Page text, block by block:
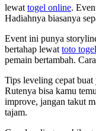
lewat togel online.
Hadiahnya biasanya
Event ini punya
bertahap lewat toto togel
pemain bertambah.
Tips leveling cepat
Rutenya bisa kamu
improve, jangan takut
tajam.